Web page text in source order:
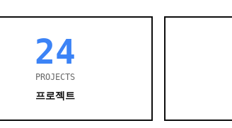
24
PROJECTS
프로젝트